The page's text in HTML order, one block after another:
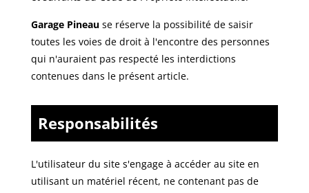
Garage Pineau se réserve la possibilité de saisir
toutes les voies de droit à l'encontre des personnes
qui n'auraient pas respecté les interdictions
contenues dans le présent article.
Responsabilités
L'utilisateur du site s'engage à accéder au site en
utilisant un matériel récent, ne contenant pas de